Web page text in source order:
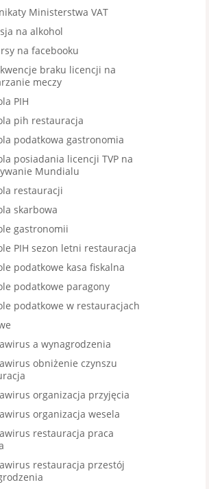
Ministerstwa VAT
na alkohol
na facebooku
braku licencji na
meczy
PIH
pih restauracja
podatkowa gastronomia
posiadania licencji TVP na
Mundialu
restauracji
skarbowa
gastronomii
PIH sezon letni restauracja
podatkowe kasa fiskalna
podatkowe paragony
podatkowe w restauracjach
a wynagrodzenia
obniżenie czynszu
organizacja przyjęcia
organizacja wesela
restauracja praca
restauracja przestój